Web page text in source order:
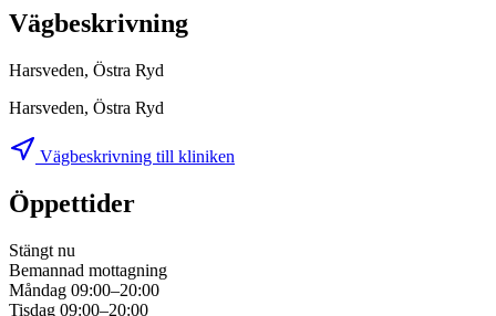
Vägbeskrivning
Harsveden, Östra Ryd
Harsveden, Östra Ryd
Vägbeskrivning till kliniken
Öppettider
Stängt nu
Bemannad mottagning
Måndag 09:00–20:00
Tisdag 09:00–20:00